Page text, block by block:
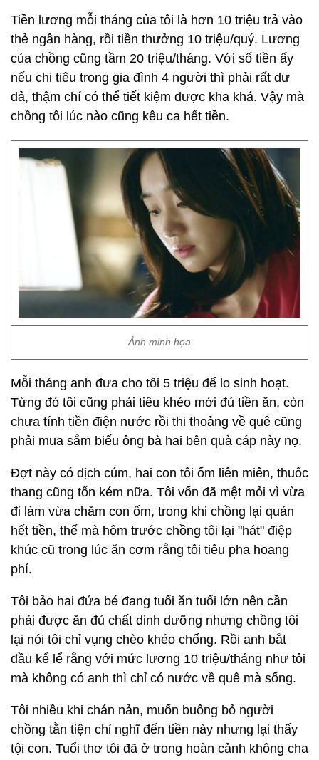
Tiền lương mỗi tháng của tôi là hơn 10 triệu trả vào
thẻ ngân hàng, rồi tiền thưởng 10 triệu/quý. Lương
của chồng cũng tầm 20 triệu/tháng. Với số tiền ấy
nếu chi tiêu trong gia đình 4 người thì phải rất dư
dả, thậm chí có thể tiết kiệm được kha khá. Vậy mà
chồng tôi lúc nào cũng kêu ca hết tiền.
Ảnh minh họa
Mỗi tháng anh đưa cho tôi 5 triệu để lo sinh hoạt.
Từng đó tôi cũng phải tiêu khéo mới đủ tiền ăn, còn
chưa tính tiền điện nước rồi thi thoảng về quê cũng
phải mua sắm biếu ông bà hai bên quà cáp này nọ.
Đợt này có dịch cúm, hai con tôi ốm liên miên, thuốc
thang cũng tốn kém nữa. Tôi vốn đã mệt mỏi vì vừa
đi làm vừa chăm con ốm, trong khi chồng lại quản
hết tiền, thế mà hôm trước chồng tôi lại "hát" điệp
khúc cũ trong lúc ăn cơm rằng tôi tiêu pha hoang
phí.
Tôi bảo hai đứa bé đang tuổi ăn tuổi lớn nên cần
phải được ăn đủ chất dinh dưỡng nhưng chồng tôi
lại nói tôi chỉ vụng chèo khéo chống. Rồi anh bắt
đầu kể lể rằng với mức lương 10 triệu/tháng như tôi
mà không có anh thì chỉ có nước về quê mà sống.
Tôi nhiều khi chán nản, muốn buông bỏ người
chồng tằn tiện chỉ nghĩ đến tiền này nhưng lại thấy
tội con. Tuổi thơ tôi đã ở trong hoàn cảnh không cha